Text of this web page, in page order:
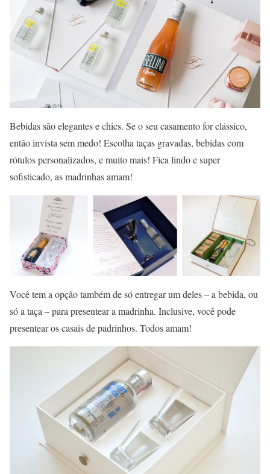
Bebidas são elegantes e chics. Se o seu casamento for clássico,
então invista sem medo! Escolha taças gravadas, bebidas com
rótulos personalizados, e muito mais! Fica lindo e super
sofisticado, as madrinhas amam!
Você tem a opção também de só entregar um deles – a bebida, ou
só a taça – para presentear a madrinha. Inclusive, você pode
presentear os casais de padrinhos. Todos amam!